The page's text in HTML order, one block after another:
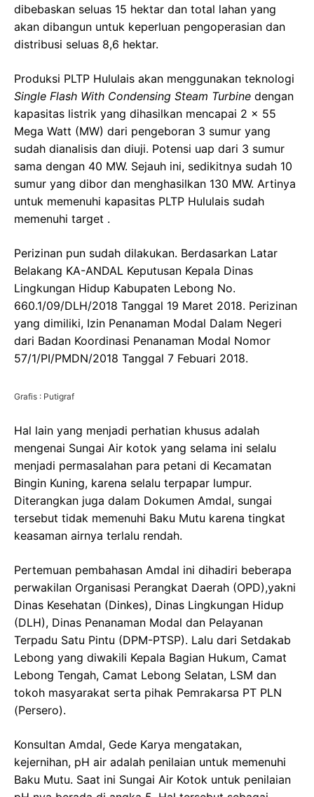
dibebaskan seluas 15 hektar dan total lahan yang
akan dibangun untuk keperluan pengoperasian dan
distribusi seluas 8,6 hektar.
Produksi PLTP Hululais akan menggunakan teknologi
Single Flash With Condensing Steam Turbine dengan
kapasitas listrik yang dihasilkan mencapai 2 x 55
Mega Watt (MW) dari pengeboran 3 sumur yang
sudah dianalisis dan diuji. Potensi uap dari 3 sumur
sama dengan 40 MW. Sejauh ini, sedikitnya sudah 10
sumur yang dibor dan menghasilkan 130 MW. Artinya
untuk memenuhi kapasitas PLTP Hululais sudah
memenuhi target .
Perizinan pun sudah dilakukan. Berdasarkan Latar
Belakang KA-ANDAL Keputusan Kepala Dinas
Lingkungan Hidup Kabupaten Lebong No.
660.1/09/DLH/2018 Tanggal 19 Maret 2018. Perizinan
yang dimiliki, Izin Penanaman Modal Dalam Negeri
dari Badan Koordinasi Penanaman Modal Nomor
57/1/PI/PMDN/2018 Tanggal 7 Febuari 2018.
Grafis : Putigraf
Hal lain yang menjadi perhatian khusus adalah
mengenai Sungai Air kotok yang selama ini selalu
menjadi permasalahan para petani di Kecamatan
Bingin Kuning, karena selalu terpapar lumpur.
Diterangkan juga dalam Dokumen Amdal, sungai
tersebut tidak memenuhi Baku Mutu karena tingkat
keasaman airnya terlalu rendah.
Pertemuan pembahasan Amdal ini dihadiri beberapa
perwakilan Organisasi Perangkat Daerah (OPD),yakni
Dinas Kesehatan (Dinkes), Dinas Lingkungan Hidup
(DLH), Dinas Penanaman Modal dan Pelayanan
Terpadu Satu Pintu (DPM-PTSP). Lalu dari Setdakab
Lebong yang diwakili Kepala Bagian Hukum, Camat
Lebong Tengah, Camat Lebong Selatan, LSM dan
tokoh masyarakat serta pihak Pemrakarsa PT PLN
(Persero).
Konsultan Amdal, Gede Karya mengatakan,
kejernihan, pH air adalah penilaian untuk memenuhi
Baku Mutu. Saat ini Sungai Air Kotok untuk penilaian